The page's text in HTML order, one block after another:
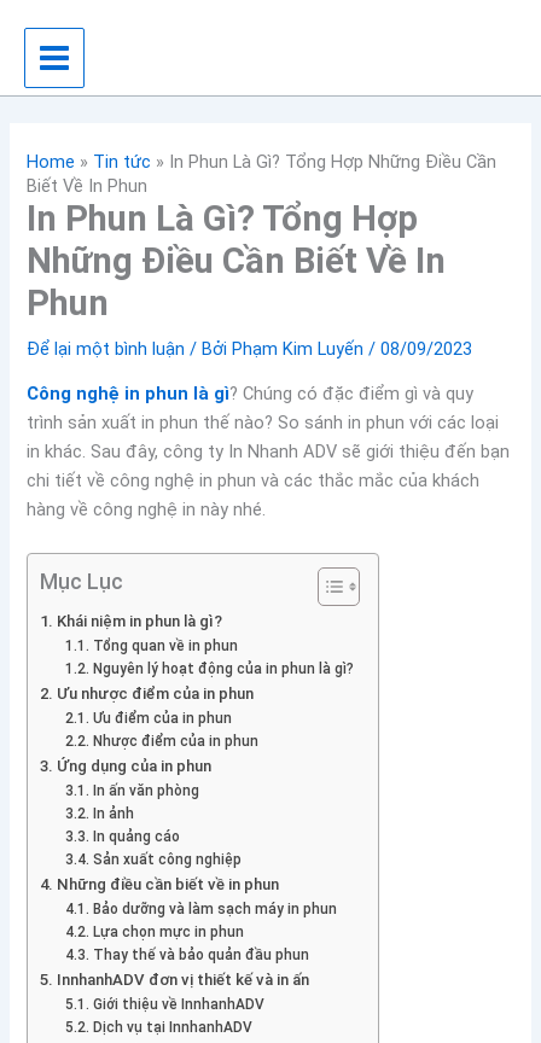
dung
Home » Tin tức » In Phun Là Gì? Tổng Hợp Những Điều Cần
Biết Về In Phun
In Phun Là Gì? Tổng Hợp
Những Điều Cần Biết Về In
Phun
Để lại một bình luận / BởiPhạm Kim Luyến/08/09/2023
Công nghệ in phun là gì? Chúng có đặc điểm gì và quy
trình sản xuất in phun thế nào? So sánh in phun với các loại
in khác. Sau đây, công ty In Nhanh ADV sẽ giới thiệu đến bạn
chi tiết về công nghệ in phun và các thắc mắc của khách
hàng về công nghệ in này nhé.
Mục Lục
Khái niệm in phun là gì?
Tổng quan về in phun
Nguyên lý hoạt động của in phun là gì?
Ưu nhược điểm của in phun
Ưu điểm của in phun
Nhược điểm của in phun
Ứng dụng của in phun
In ấn văn phòng
In ảnh
In quảng cáo
Sản xuất công nghiệp
Những điều cần biết về in phun
Bảo dưỡng và làm sạch máy in phun
Lựa chọn mực in phun
Thay thế và bảo quản đầu phun
InnhanhADV đơn vị thiết kế và in ấn
Giới thiệu về InnhanhADV
Dịch vụ tại InnhanhADV